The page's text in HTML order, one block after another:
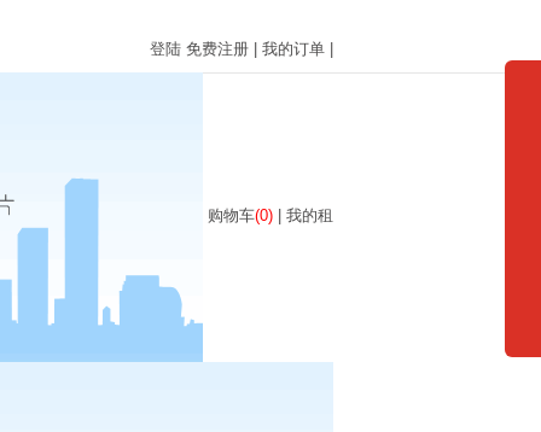
登陆 免费注册 我的订单
购物车(0) 我的租